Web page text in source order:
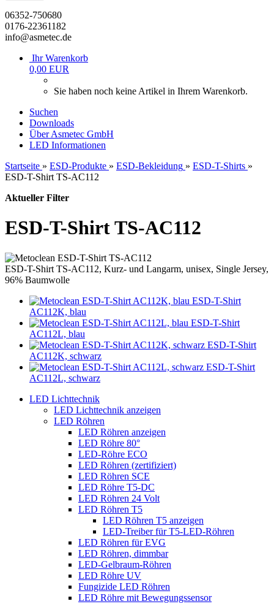
06352-750680
0176-22361182
info@asmetec.de
Ihr Warenkorb
0,00 EUR
Sie haben noch keine Artikel in Ihrem Warenkorb.
Suchen
Downloads
Über Asmetec GmbH
LED Informationen
Startseite » ESD-Produkte » ESD-Bekleidung » ESD-T-Shirts »
ESD-T-Shirt TS-AC112
Aktueller Filter
ESD-T-Shirt TS-AC112
ESD-T-Shirt TS-AC112, Kurz- und Langarm, unisex, Single Jersey,
96% Baumwolle
ESD-T-Shirt
AC112K, blau
ESD-T-Shirt
AC112L, blau
ESD-T-Shirt
AC112K, schwarz
ESD-T-Shirt
AC112L, schwarz
LED Lichttechnik
LED Lichttechnik anzeigen
LED Röhren
LED Röhren anzeigen
LED Röhre 80°
LED-Röhre ECO
LED Röhren (zertifiziert)
LED Röhren SCE
LED Röhre T5-DC
LED Röhren 24 Volt
LED Röhren T5
LED Röhren T5 anzeigen
LED-Treiber für T5-LED-Röhren
LED Röhren für EVG
LED Röhren, dimmbar
LED-Gelbraum-Röhren
LED Röhre UV
Fungizide LED Röhren
LED Röhre mit Bewegungssensor